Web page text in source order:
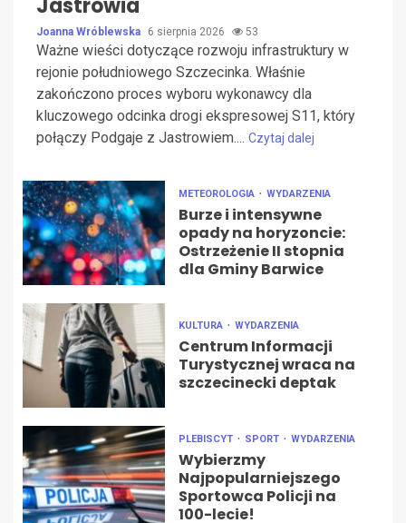
Jastrowia
Joanna Wróblewska 6 sierpnia 2026 53
Ważne wieści dotyczące rozwoju infrastruktury w
rejonie południowego Szczecinka. Właśnie
zakończono proces wyboru wykonawcy dla
kluczowego odcinka drogi ekspresowej S11, który
połączy Podgaje z Jastrowiem.... Czytaj dalej
METEOROLOGIA WYDARZENIA
Burze i intensywne
opady na horyzoncie:
Ostrzeżenie II stopnia
dla Gminy Barwice
KULTURA WYDARZENIA
Centrum Informacji
Turystycznej wraca na
szczecinecki deptak
PLEBISCYT SPORT WYDARZENIA
Wybierzmy
Najpopularniejszego
Sportowca Policji na
100-lecie!